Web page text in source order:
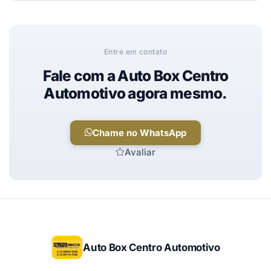
Entre em contato
Fale com a Auto Box Centro
Automotivo agora mesmo.
Chame no WhatsApp
Avaliar
Auto Box Centro Automotivo